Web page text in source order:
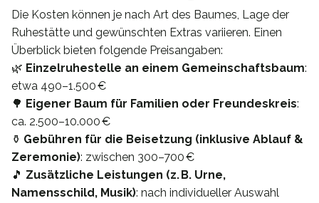
Die Kosten können je nach Art des Baumes, Lage der
Ruhestätte und gewünschten Extras variieren. Einen
Überblick bieten folgende Preisangaben:
🌿 Einzelruhestelle an einem Gemeinschaftsbaum:
etwa 490–1.500 €
🌳 Eigener Baum für Familien oder Freundeskreis:
ca. 2.500–10.000 €
⚱️ Gebühren für die Beisetzung (inklusive Ablauf &
Zeremonie): zwischen 300–700 €
🎵 Zusätzliche Leistungen (z. B. Urne,
Namensschild, Musik): nach individueller Auswahl